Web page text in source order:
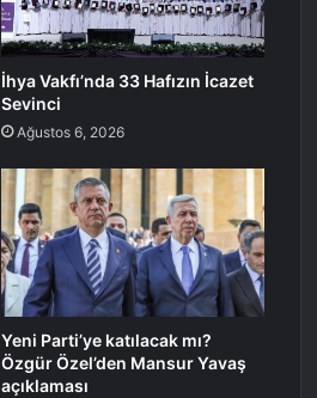
İhya Vakfı’nda 33 Hafızın İcazet
Sevinci
Ağustos 6, 2026
Yeni Parti’ye katılacak mı?
Özgür Özel’den Mansur Yavaş
açıklaması